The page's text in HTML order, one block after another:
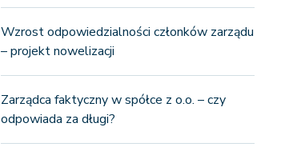
Wzrost odpowiedzialności członków zarządu
– projekt nowelizacji
Zarządca faktyczny w spółce z o.o. – czy
odpowiada za długi?